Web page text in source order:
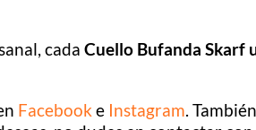
cada Cuello Bufanda Skarf
Facebook e Instagram.